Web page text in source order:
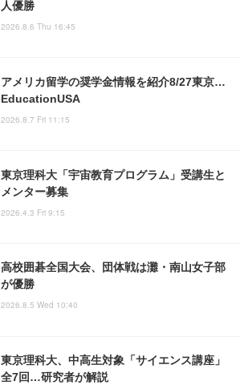
人優勝
2026.8.6 Thu 16:45
アメリカ留学の奨学金情報を紹介8/27東京…
EducationUSA
2026.8.7 Fri 11:15
東京理科大「宇宙教育プログラム」受講生と
メンター募集
2026.4.3 Fri 9:15
高校囲碁全国大会、団体戦は灘・南山女子部
が優勝
2026.8.5 Wed 10:40
東京理科大、中高生対象「サイエンス講座」
全7回…研究者が解説